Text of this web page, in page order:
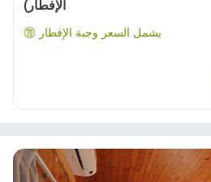
الإفطار)
يشمل السعر وجبة الإفطار